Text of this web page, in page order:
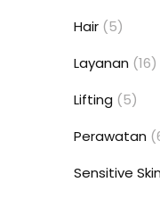
Hair (5)
Layanan (16)
Lifting (5)
Perawatan
Sensitive Skin